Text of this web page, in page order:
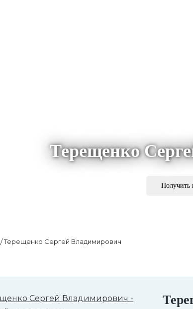
Терещенко
Получить
/ Терещенко Сергей Владимирович